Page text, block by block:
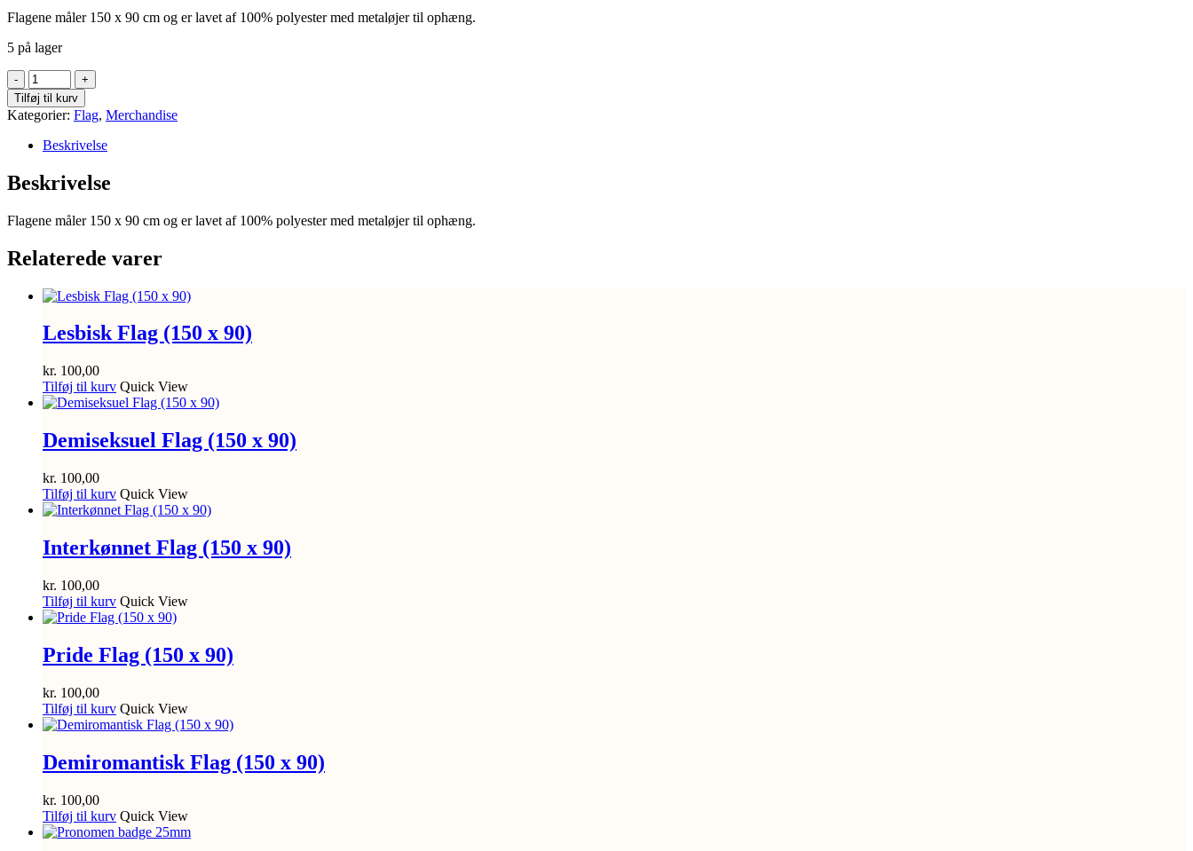
Flagene måler 150 x 90 cm og er lavet af 100% polyester med metaløjer til ophæng.
5 på lager
Panseksuel
Flag
(150
x
90)
antal
Tilføj til kurv
Kategorier: Flag, Merchandise
Beskrivelse
Beskrivelse
Flagene måler 150 x 90 cm og er lavet af 100% polyester med metaløjer til ophæng.
Relaterede varer
Lesbisk Flag (150 x 90)
kr. 100,00
Tilføj til kurv Quick View
Demiseksuel Flag (150 x 90)
kr. 100,00
Tilføj til kurv Quick View
Interkønnet Flag (150 x 90)
kr. 100,00
Tilføj til kurv Quick View
Pride Flag (150 x 90)
kr. 100,00
Tilføj til kurv Quick View
Demiromantisk Flag (150 x 90)
kr. 100,00
Tilføj til kurv Quick View